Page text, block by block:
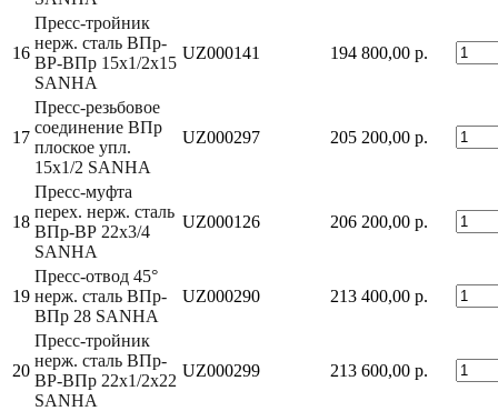
16
Пресс-тройник
нерж. сталь ВПр-
ВР-ВПр 15x1/2x15
SANHA
UZ000141 194 800,00 р.
17
Пресс-резьбовое
соединение ВПр
плоское упл.
15x1/2 SANHA
UZ000297 205 200,00 р.
18
Пресс-муфта
перех. нерж. сталь
ВПр-ВР 22x3/4
SANHA
UZ000126 206 200,00 р.
19
Пресс-отвод 45°
нерж. сталь ВПр-
ВПр 28 SANHA
UZ000290 213 400,00 р.
20
Пресс-тройник
нерж. сталь ВПр-
ВР-ВПр 22x1/2x22
SANHA
UZ000299 213 600,00 р.